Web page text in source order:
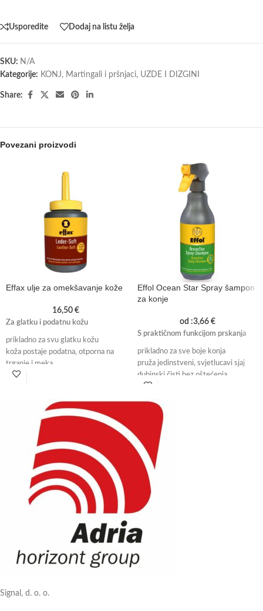
Usporedite Dodaj na listu želja
SKU: N/A
Kategorije: KONJ, Martingali i pršnjaci, UZDE I DIZGINI
Share:
Povezani proizvodi
Effax ulje za omekšavanje kože
16,50 €
Za glatku i podatnu kožu
prikladno za svu glatku kožu
koža postaje podatna, otporna na
trganje i meka
Količina: 500 ml
Effol Ocean Star Spray šampon
za konje
od :3,66 €
S praktičnom funkcijom prskanja
prikladno za sve boje konja
pruža jedinstveni, svjetlucavi sjaj
dubinski čisti bez oštećenja
Signal, d. o. o.